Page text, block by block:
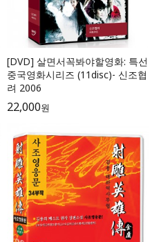
[DVD] 살면서꼭봐야할영화: 특선
중국영화시리즈 (11disc)- 신조협
려 2006
22,000원